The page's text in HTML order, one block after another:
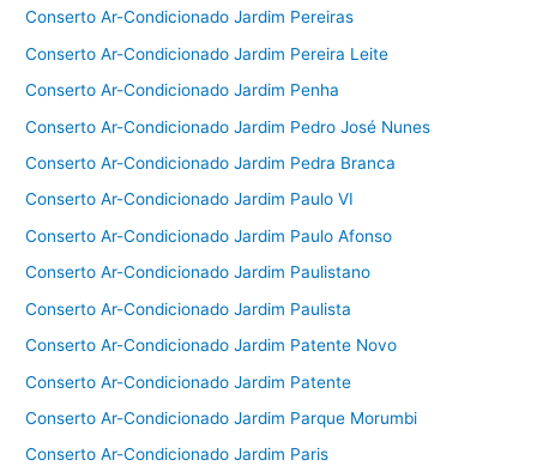
Conserto Ar-Condicionado Jardim Pereiras
Conserto Ar-Condicionado Jardim Pereira Leite
Conserto Ar-Condicionado Jardim Penha
Conserto Ar-Condicionado Jardim Pedro José Nunes
Conserto Ar-Condicionado Jardim Pedra Branca
Conserto Ar-Condicionado Jardim Paulo VI
Conserto Ar-Condicionado Jardim Paulo Afonso
Conserto Ar-Condicionado Jardim Paulistano
Conserto Ar-Condicionado Jardim Paulista
Conserto Ar-Condicionado Jardim Patente Novo
Conserto Ar-Condicionado Jardim Patente
Conserto Ar-Condicionado Jardim Parque Morumbi
Conserto Ar-Condicionado Jardim Paris